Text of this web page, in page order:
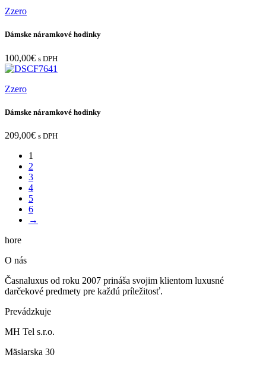
Zzero
Dámske náramkové hodinky
100,00€ s DPH
Zzero
Dámske náramkové hodinky
209,00€ s DPH
1
2
3
4
5
6
→
hore
O nás
Časnaluxus od roku 2007 prináša svojim klientom luxusné
darčekové predmety pre každú príležitosť.
Prevádzkuje
MH Tel s.r.o.
Mäsiarska 30